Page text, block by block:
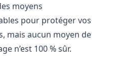
moyens
pour protéger vos
mais aucun moyen de
n’est 100 % sûr.